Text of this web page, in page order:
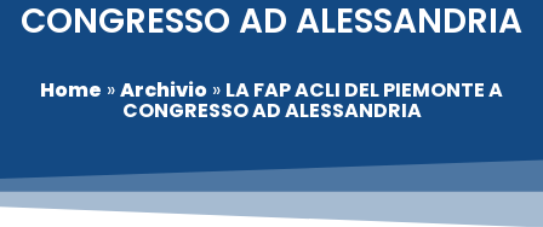
CONGRESSO AD ALESSANDRIA
Home »Archivio » LA FAP ACLI DEL PIEMONTE A
CONGRESSO AD ALESSANDRIA